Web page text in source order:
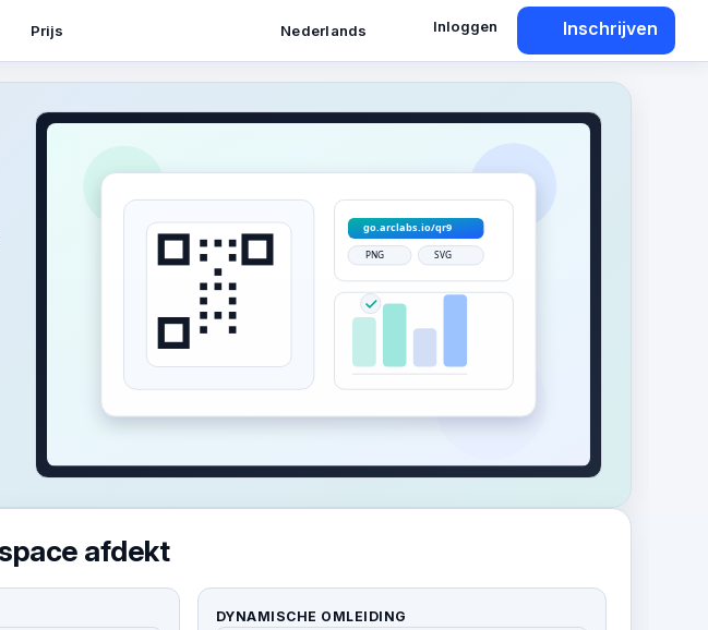
Prijs Nederlands Inloggen Inschrijven
afdekt
DYNAMISCHE OMLEIDING